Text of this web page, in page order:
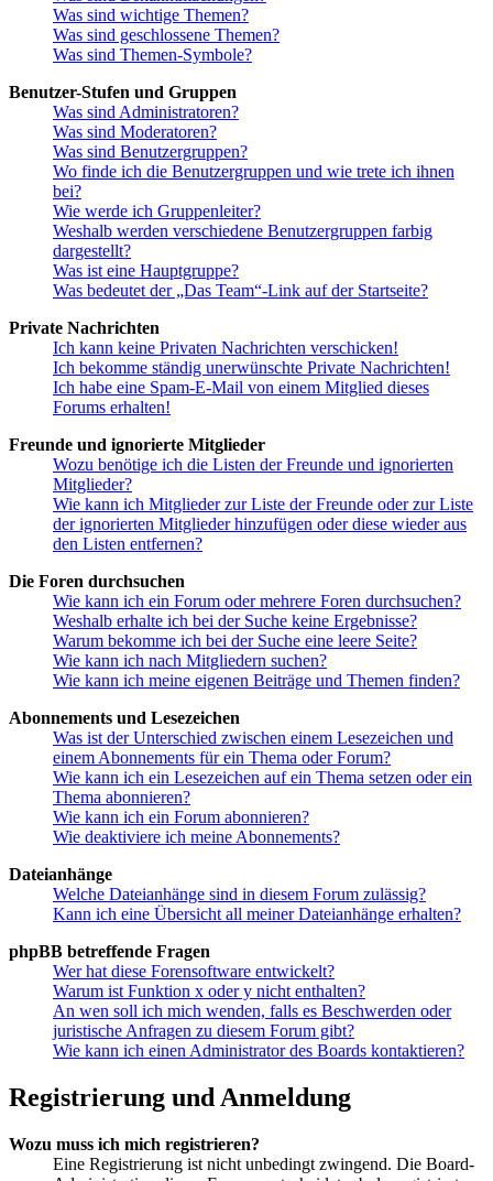
Was sind wichtige Themen?
Was sind geschlossene Themen?
Was sind Themen-Symbole?
Benutzer-Stufen und Gruppen
Was sind Administratoren?
Was sind Moderatoren?
Was sind Benutzergruppen?
Wo finde ich die Benutzergruppen und wie trete ich ihnen
bei?
Wie werde ich Gruppenleiter?
Weshalb werden verschiedene Benutzergruppen farbig
dargestellt?
Was ist eine Hauptgruppe?
Was bedeutet der „Das Team“-Link auf der Startseite?
Private Nachrichten
Ich kann keine Privaten Nachrichten verschicken!
Ich bekomme ständig unerwünschte Private Nachrichten!
Ich habe eine Spam-E-Mail von einem Mitglied dieses
Forums erhalten!
Freunde und ignorierte Mitglieder
Wozu benötige ich die Listen der Freunde und ignorierten
Mitglieder?
Wie kann ich Mitglieder zur Liste der Freunde oder zur Liste
der ignorierten Mitglieder hinzufügen oder diese wieder aus
den Listen entfernen?
Die Foren durchsuchen
Wie kann ich ein Forum oder mehrere Foren durchsuchen?
Weshalb erhalte ich bei der Suche keine Ergebnisse?
Warum bekomme ich bei der Suche eine leere Seite?
Wie kann ich nach Mitgliedern suchen?
Wie kann ich meine eigenen Beiträge und Themen finden?
Abonnements und Lesezeichen
Was ist der Unterschied zwischen einem Lesezeichen und
einem Abonnements für ein Thema oder Forum?
Wie kann ich ein Lesezeichen auf ein Thema setzen oder ein
Thema abonnieren?
Wie kann ich ein Forum abonnieren?
Wie deaktiviere ich meine Abonnements?
Dateianhänge
Welche Dateianhänge sind in diesem Forum zulässig?
Kann ich eine Übersicht all meiner Dateianhänge erhalten?
phpBB betreffende Fragen
Wer hat diese Forensoftware entwickelt?
Warum ist Funktion x oder y nicht enthalten?
An wen soll ich mich wenden, falls es Beschwerden oder
juristische Anfragen zu diesem Forum gibt?
Wie kann ich einen Administrator des Boards kontaktieren?
Registrierung und Anmeldung
Wozu muss ich mich registrieren?
Eine Registrierung ist nicht unbedingt zwingend. Die Board-